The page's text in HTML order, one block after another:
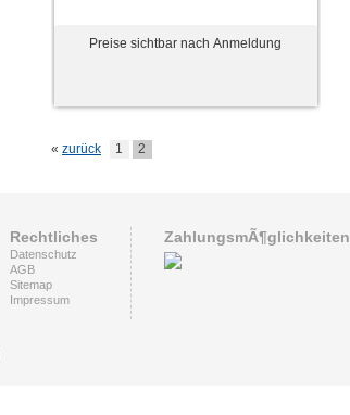
Preise sichtbar nach Anmeldung
« zurück 1 2
Rechtliches
Datenschutz
AGB
Sitemap
Impressum
ZahlungsmÃ¶glichkeiten